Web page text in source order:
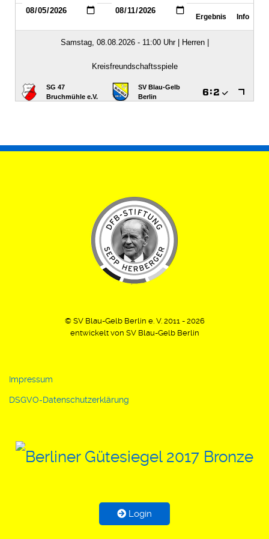
© SV Blau-Gelb Berlin e. V. 2011 - 2026
entwickelt von SV Blau-Gelb Berlin
Impressum
DSGVO-Datenschutzerklärung
Login